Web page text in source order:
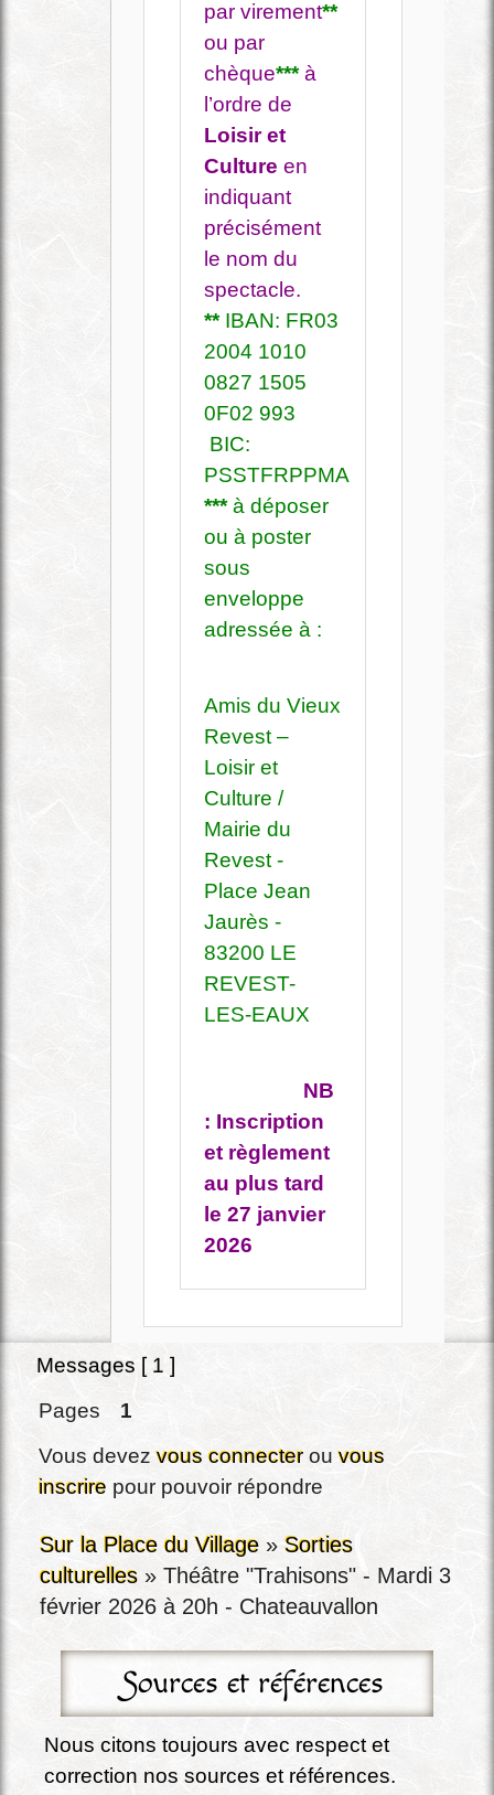
par virement**
ou par
chèque*** à
l’ordre de
Loisir et
Culture en
indiquant
précisément
le nom du
spectacle.
**IBAN: FR03
2004 1010
0827 1505
0F02 993
BIC:
PSSTFRPPMAR
***à déposer
ou à poster
sous
enveloppe
adressée à :
Amis du Vieux
Revest –
Loisir et
Culture /
Mairie du
Revest -
Place Jean
Jaurès -
83200 LE
REVEST-
LES-EAUX
NB
: Inscription
et règlement
au plus tard
le 27 janvier
2026
Messages [ 1 ]
Pages
1
Vous devezvous connecterouvous
inscrire pour pouvoir répondre
Sur la Place du Village » Sorties
culturelles » Théâtre "Trahisons" - Mardi 3
février 2026 à 20h - Chateauvallon
Sources et références
Nous citons toujours avec respect et
correction nos sources et références.